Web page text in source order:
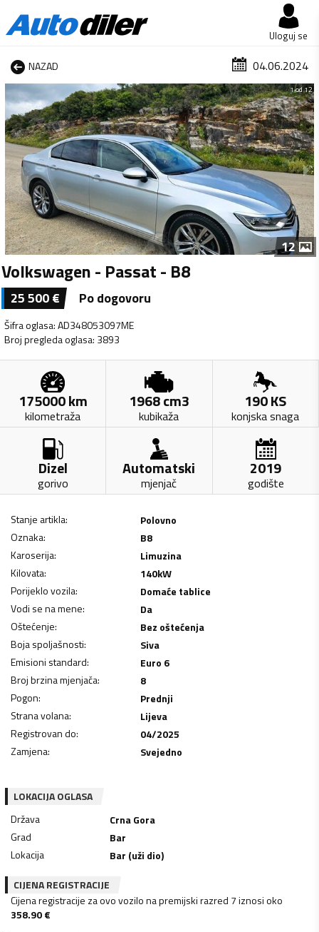
Uloguj se
NAZAD 04.06.2024
1 od 12
12
Volkswagen - Passat - B8
25 500€ Po dogovoru
Šifra oglasa:AD348053097ME
Broj pregleda oglasa: 3893
175000km
kilometraža
1968cm3
kubikaža
190KS
konjska snaga
Dizel
gorivo
Automatski
mjenjač
2019
godište
Stanje artikla:
Polovno
Oznaka:
B8
Karoserija:
Limuzina
Kilovata: 140kW
Porijeklo vozila:
Domaće tablice
Vodi se na mene:
Da
Oštećenje:
Bez oštećenja
Boja spoljašnosti:
Siva
Emisioni standard:
Euro 6
Broj brzina mjenjača:
8
Pogon:
Prednji
Strana volana:
Lijeva
Registrovan do:
04/2025
Zamjena: Svejedno
LOKACIJA OGLASA
Država
Crna Gora
Grad
Bar
Lokacija
Bar (uži dio)
CIJENA REGISTRACIJE
Cijena registracije za ovo vozilo na premijski razred 7 iznosi oko
358.90€